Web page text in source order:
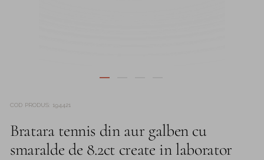
COD PRODUS 194421
Bratara tennis din aur galben cu
smaralde de 8.2ct create in laborator